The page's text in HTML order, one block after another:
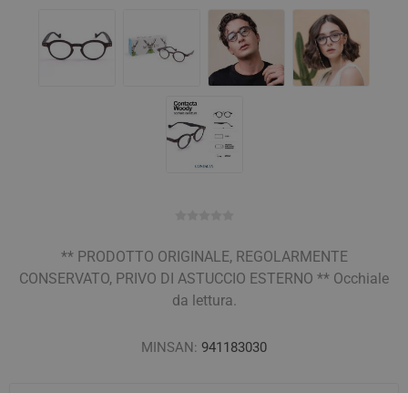
** PRODOTTO ORIGINALE, REGOLARMENTE
CONSERVATO, PRIVO DI ASTUCCIO ESTERNO ** Occhiale
da lettura.
MINSAN: 941183030